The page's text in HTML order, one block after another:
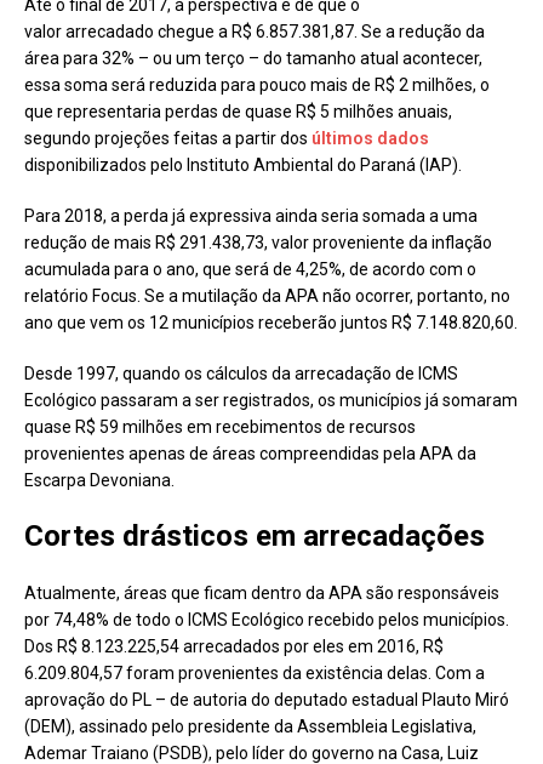
Até o final de 2017, a perspectiva é de que o
valor arrecadado chegue a R$ 6.857.381,87. Se a redução da
área para 32% – ou um terço – do tamanho atual acontecer,
essa soma será reduzida para pouco mais de R$ 2 milhões, o
que representaria perdas de quase R$ 5 milhões anuais,
segundo projeções feitas a partir dos últimos dados
disponibilizados pelo Instituto Ambiental do Paraná (IAP).
Para 2018, a perda já expressiva ainda seria somada a uma
redução de mais R$ 291.438,73, valor proveniente da inflação
acumulada para o ano, que será de 4,25%, de acordo com o
relatório Focus. Se a mutilação da APA não ocorrer, portanto, no
ano que vem os 12 municípios receberão juntos R$ 7.148.820,60.
Desde 1997, quando os cálculos da arrecadação de ICMS
Ecológico passaram a ser registrados, os municípios já somaram
quase R$ 59 milhões em recebimentos de recursos
provenientes apenas de áreas compreendidas pela APA da
Escarpa Devoniana.
Cortes drásticos em arrecadações
Atualmente, áreas que ficam dentro da APA são responsáveis
por 74,48% de todo o ICMS Ecológico recebido pelos municípios.
Dos R$ 8.123.225,54 arrecadados por eles em 2016, R$
6.209.804,57 foram provenientes da existência delas. Com a
aprovação do PL – de autoria do deputado estadual Plauto Miró
(DEM), assinado pelo presidente da Assembleia Legislativa,
Ademar Traiano (PSDB), pelo líder do governo na Casa, Luiz